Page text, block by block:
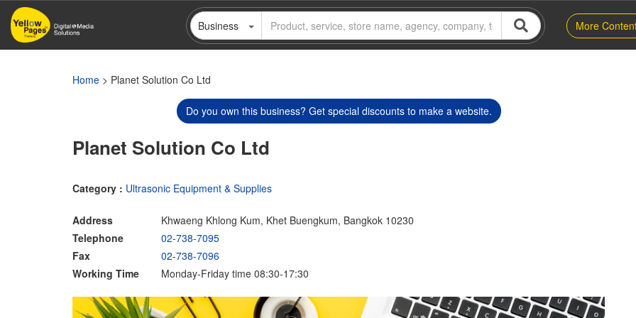
Skip
main
Business More
Home > Planet Solution Co Ltd
Do you own this business? Get special discounts to make a website.
Planet Solution Co Ltd
Category : Ultrasonic Equipment & Supplies
Address
Khwaeng Khlong Kum, Khet Buengkum, Bangkok 10230
Telephone
02-738-7095
Fax
02-738-7096
Working Time
Monday-Friday time 08:30-17:30